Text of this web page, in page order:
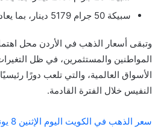
سبيكة 50 جرام 5179 دينار، بما يعادل 7294 دولار.
وتبقى أسعار الذهب في الأردن محل
المواطنين والمستثمرين، في ظل
الأسواق العالمية، والتي تلعب دورًا
النفيس خلال الفترة القادمة.